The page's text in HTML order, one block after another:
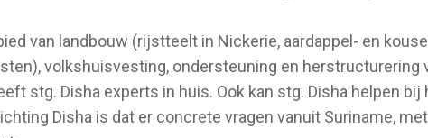
van landbouw (rijstteelt in Nickerie, aardappel- en
volkshuisvesting, ondersteuning en herstructurering
stg. Disha experts in huis. Ook kan stg. Disha helpen bij
Disha is dat er concrete vragen vanuit Suriname,